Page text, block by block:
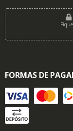
FORMAS DE